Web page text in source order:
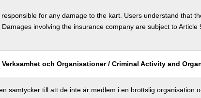
responsible for any damage to the kart. Users understand that
involving the insurance company are subject to
och Organisationer / Criminal Activity and
samtycker till att de inte är medlem i en brottslig organisation